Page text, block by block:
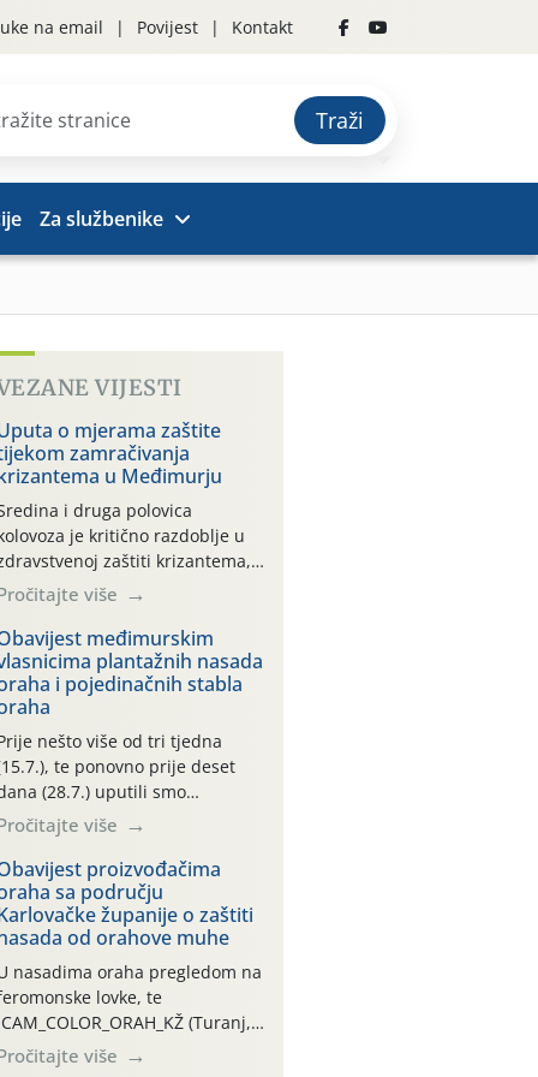
na email Povijest Kontakt
Traži
Za službenike
VIJESTI
o mjerama zaštite
zamračivanja
u Međimurju
i druga polovica
je kritično razdoblje u
zaštiti krizantema,
prije zamračivanja u proteklom
smo mjesecu tri puta upućivali
o preventivnim
zaštite krizantema od
uzročnika bolesti,
i fito-fagnih grinja (23.7.,
06.7.)! Na početku ovog
je zabilježeno je
i ekstremno vruće
razdoblje, uz
temperature […]
više
međimurskim
plantažnih nasada
i pojedinačnih stabla
nešto više od tri tjedna
te ponovno prije deset
(28.7.) uputili smo
vlasnicima plantažnih
nasada oraha i pojedinačnih
o početku leta i
potrebi usmjerenog
orahove muhe
completa)! Već
dana traje drugi
“toplinski udar”, koji
naročito izražen zadnja šest
(31.7.-05.8.), jer najviše
zraka svakodnevno
više
proizvođačima
sa području
županije o zaštiti
od orahove muhe
nasadima oraha pregledom na
lovke, te
CAM_COLOR_ORAH_KŽ (Turanj,
zabilježena je mala
više